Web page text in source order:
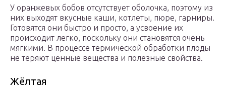
У оранжевых бобов отсутствует оболочка, поэтому из
них выходят вкусные каши, котлеты, пюре, гарниры.
Готовятся они быстро и просто, а усвоение их
происходит легко, поскольку они становятся очень
мягкими. В процессе термической обработки плоды
не теряют ценные вещества и полезные свойства.
Жёлтая